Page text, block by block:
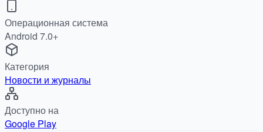
Операционная система
Android 7.0+
Категория
Новости и журналы
Доступно на
Google Play